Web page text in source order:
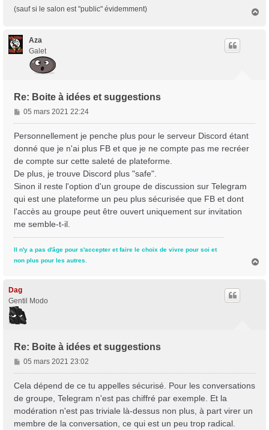
(sauf si le salon est "public" évidemment)
Aza
Galet
Re: Boite à idées et suggestions
M
e
s
g
e
05 mars 2021 22:24
Personnellement je penche plus pour le serveur Discord étant
donné que je n'ai plus FB et que je ne compte pas me recréer
de compte sur cette saleté de plateforme.
De plus, je trouve Discord plus "safe".
Sinon il reste l'option d'un groupe de discussion sur Telegram
qui est une plateforme un peu plus sécurisée que FB et dont
l'accès au groupe peut être ouvert uniquement sur invitation
me semble-t-il.
Il n'y a pas d'âge pour s'accepter et faire le choix de vivre pour soi et
non plus pour les autres.
Dag
Gentil Modo
Re: Boite à idées et suggestions
M
e
s
a
g
e
05 mars 2021 23:02
Cela dépend de ce tu appelles sécurisé. Pour les conversations
de groupe, Telegram n'est pas chiffré par exemple. Et la
modération n'est pas triviale là-dessus non plus, à part virer un
membre de la conversation, ce qui est un peu trop radical.